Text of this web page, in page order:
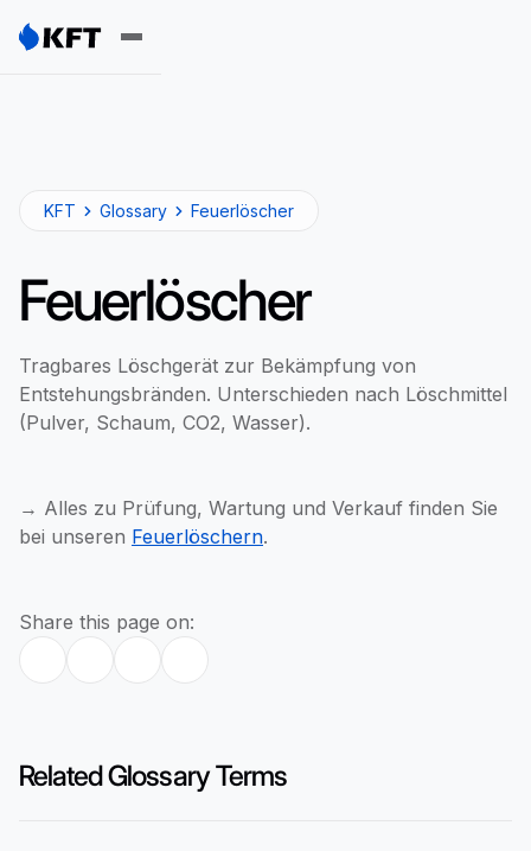
KFT Glossary Feuerlöscher
Feuerlöscher
Tragbares Löschgerät zur Bekämpfung von
Entstehungsbränden. Unterschieden nach Löschmittel
(Pulver, Schaum, CO2, Wasser).
→ Alles zu Prüfung, Wartung und Verkauf finden Sie
bei unseren Feuerlöschern.
Share this page on:
Related Glossary Terms